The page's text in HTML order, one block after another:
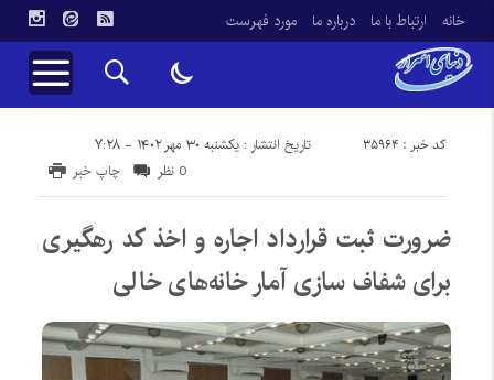
خانه ارتباط با ما درباره ما مورد فهرست
تاریخ انتشار : یکشنبه ۳۰ مهر ۱۴۰۲ - ۷:۲۸ کد خبر : 35964
چاپ خبر 0 نظر
ضرورت ثبت قرارداد اجاره و اخذ کد رهگیری
برای شفاف سازی آمار خانه‌های خالی